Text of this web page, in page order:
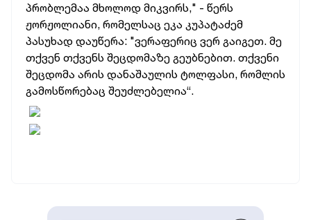
პრობლემაა მხოლოდ მიკვირს," - წერს
ჟორჟოლიანი, რომელსაც ეკა კუპატაძემ
პასუხად დაუწერა: "ვერაფერიც ვერ გაიგეთ. მე
თქვენ თქვენს შეცდომაზე გეუბნებით. თქვენი
შეცდომა არის დანაშაულის ტოლფასი, რომლის
გამოსწორებაც შეუძლებელია“.